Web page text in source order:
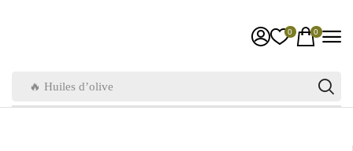
🔥 Huiles d’olive
0 0